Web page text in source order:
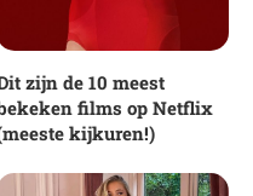
zijn de 10 meest
films op Netflix
kijkuren!)